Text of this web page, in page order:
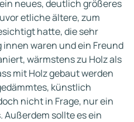
neues, deutlich größeres
etliche ältere, zum
hatte, die sehr
waren und ein Freund
wärmstens zu Holz als
mit Holz gebaut werden
künstlich
nicht in Frage, nur ein
sollte es ein